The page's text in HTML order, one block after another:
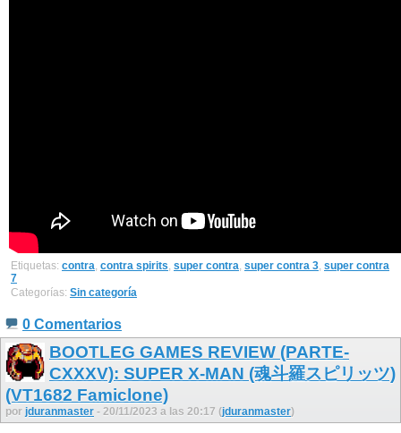
Etiquetas: contra, contra spirits, super contra, super contra 3, super contra
7
Categorías: Sin categoría
0 Comentarios
BOOTLEG GAMES REVIEW (PARTE-
CXXXV): SUPER X-MAN (魂斗羅スピリッツ)
(VT1682 Famiclone)
por jduranmaster - 20/11/2023 a las 20:17 (jduranmaster)